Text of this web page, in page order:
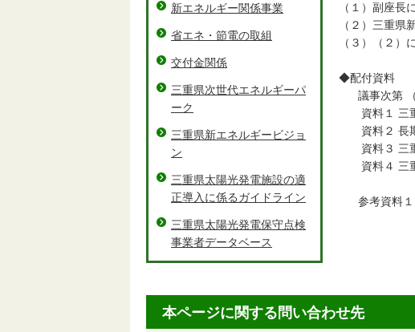
（１）副座長
（２）三重県
（３）（２）
◆配付資料
議事次第 （
資料１ 三重
資料２ 長期
資料３ 三重
資料４ 三重
参考資料１
新エネルギー関係事業
省エネ・節電の取組
交付金関係
三重県次世代エネルギーパ
ーク
三重県新エネルギービジョ
ン
三重県太陽光発電施設の適
正導入に係るガイドライン
三重県太陽光発電保守点検
事業者データベース
本ページに関する問い合わせ先